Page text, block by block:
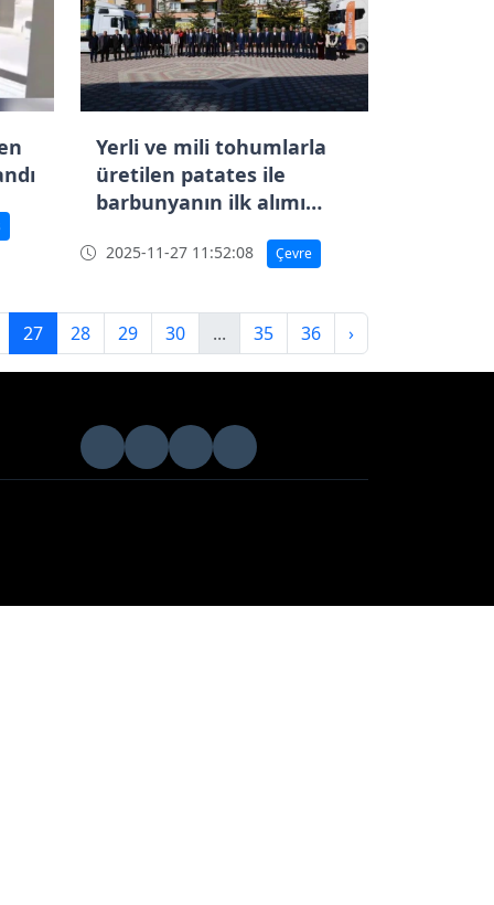
Yerli ve mili tohumlarla
üretilen patates ile
barbunyanın ilk alımı
2025-11-27 11:52:08 Çevre
27 28 29 30 ... 35 36 ›